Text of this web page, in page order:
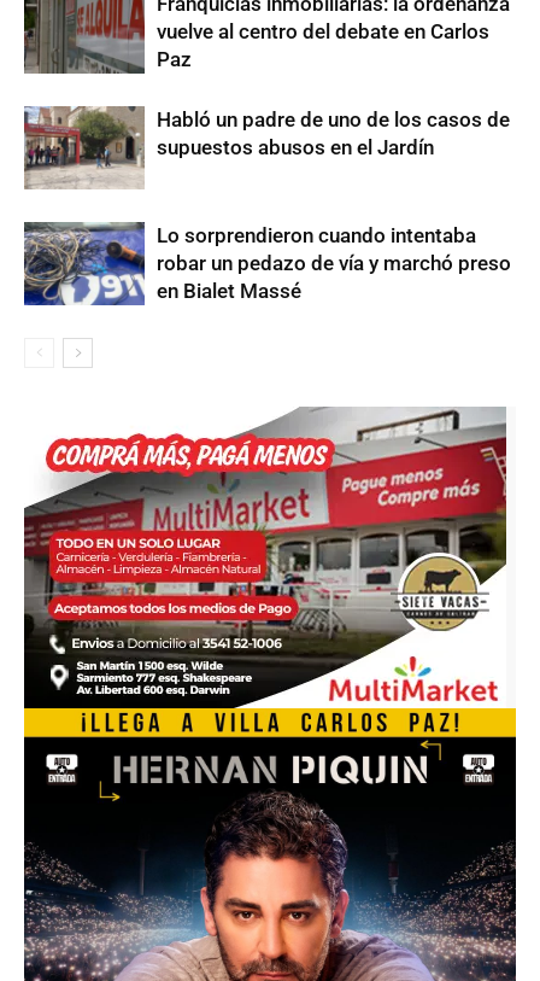
vuelve al centro del debate en Carlos
Paz
Habló un padre de uno de los casos de
supuestos abusos en el Jardín
Lo sorprendieron cuando intentaba
robar un pedazo de vía y marchó preso
en Bialet Massé